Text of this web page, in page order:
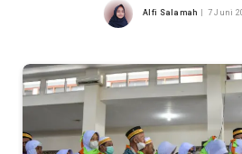
Alfi Salamah 7 Juni